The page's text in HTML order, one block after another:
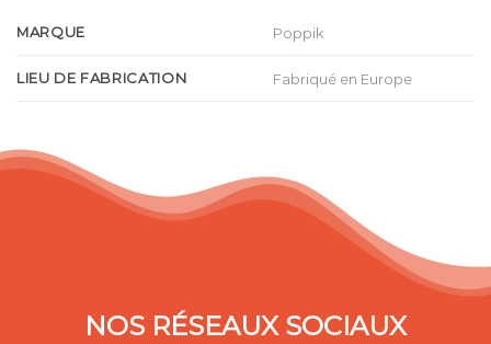
MARQUE Poppik
LIEU DE FABRICATION Fabriqué en Europe
NOS RÉSEAUX SOCIAUX